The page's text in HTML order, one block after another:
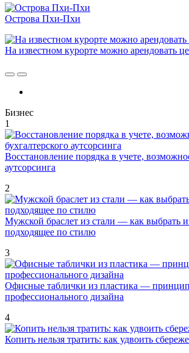
Острова Пхи-Пхи
На известном курорте можно арендовать
Бизнес
1
Восстановление порядка в учете,
аутсорсинга
2
Мужской браслет из стали — как выбрать
подходящее по стилю
3
Офисные таблички из пластика —
профессионального дизайна
4
Копить нельзя тратить: как удвоить